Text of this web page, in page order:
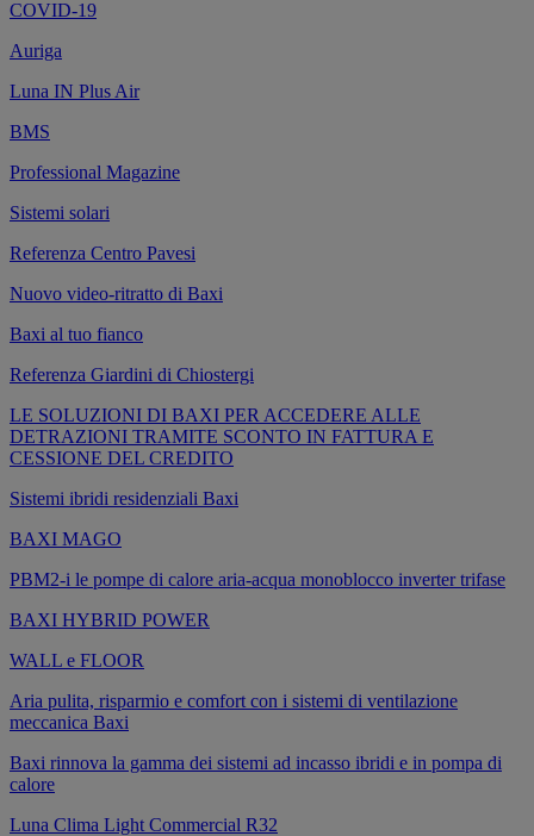
COVID-19
Auriga
Luna IN Plus Air
BMS
Professional Magazine
Sistemi solari
Referenza Centro Pavesi
Nuovo video-ritratto di Baxi
Baxi al tuo fianco
Referenza Giardini di Chiostergi
LE SOLUZIONI DI BAXI PER ACCEDERE ALLE
DETRAZIONI TRAMITE SCONTO IN FATTURA E
CESSIONE DEL CREDITO
Sistemi ibridi residenziali Baxi
BAXI MAGO
PBM2-i le pompe di calore aria-acqua monoblocco inverter trifase
BAXI HYBRID POWER
WALL e FLOOR
Aria pulita, risparmio e comfort con i sistemi di ventilazione
meccanica Baxi
Baxi rinnova la gamma dei sistemi ad incasso ibridi e in pompa di
calore
Luna Clima Light Commercial R32